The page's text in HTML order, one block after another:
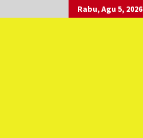
Rabu, Agu 5, 2026